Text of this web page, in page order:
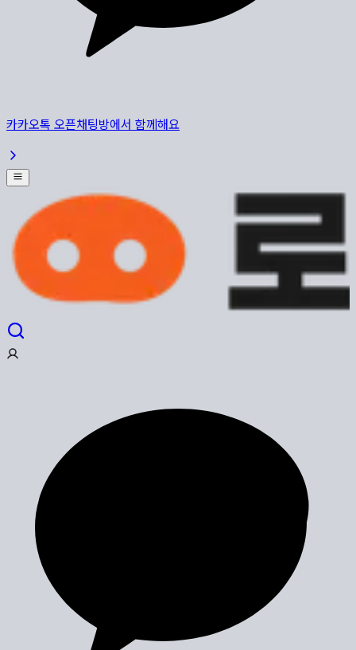
카카오톡 오픈채팅방에서 함께해요